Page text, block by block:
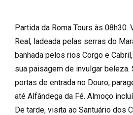
Partida da Roma Tours às 08h30.
Real, ladeada pelas serras do
banhada pelos rios Corgo e
sua paisagem de invulgar beleza.
portas de entrada no Douro,
até Alfândega da Fé. Almoço
De tarde, visita ao Santuário dos